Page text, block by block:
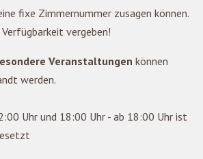
fixe Zimmernummer zusagen können.
vergeben!
Veranstaltungen können
werden.
Uhr und 18:00 Uhr - ab 18:00 Uhr ist